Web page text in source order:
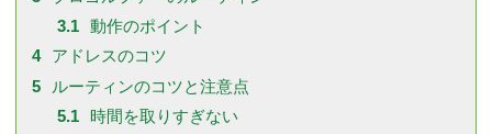
3.1
動作のポイント
4
アドレスのコツ
5
ルーティンのコツと注意点
5.1
時間を取りすぎない